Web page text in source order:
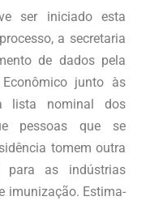
ser iniciado esta
a secretaria
de dados pela
junto às
lista nominal dos
pessoas que se
tomem outra
as indústrias
imunização. Estima-